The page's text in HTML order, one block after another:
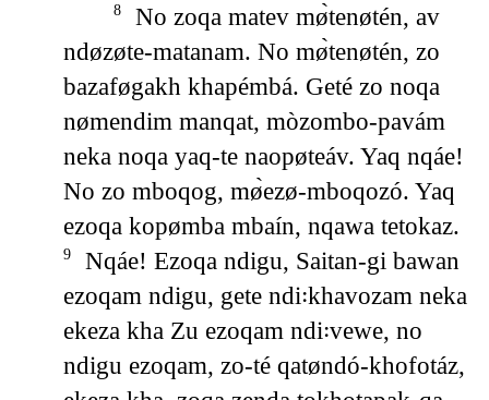
8
No zoqa matev mø̀tenøtén, av
ndøzøte-matanam. No mø̀tenøtén, zo
bazaføgakh khapémbá. Geté zo noqa
nømendim manqat, mòzombo-pavám
neka noqa yaq-te naopøteáv. Yaq nqáe!
No zo mboqog, mø̀ezø-mboqozó. Yaq
ezoqa kopømba mbaín, nqawa tetokaz.
9
Nqáe! Ezoqa ndigu, Saitan-gi bawan
ezoqam ndigu, gete ndi꞉khavozam neka
ekeza kha Zu ezoqam ndi꞉vewe, no
ndigu ezoqam, zo-té qatøndó-khofotáz,